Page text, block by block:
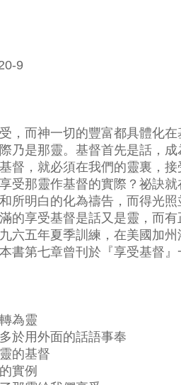
9
，而神一切的豐富都具體化
乃是那靈。基督首先是話，
督，就必須在我們的靈裏，接
受那靈作基督的實際？祕訣
所明白的化為禱告，而得光
的享受基督是話又是靈，而
六五年夏季訓練，在美國加
書第七章曾刊於『享受基督』
為靈
於用外面的話語事奉
的基督
實例